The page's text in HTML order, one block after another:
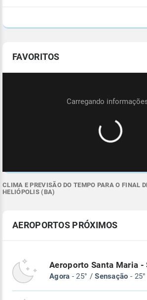
FAVORITOS
CLIMA E PREVISÃO DO TEMPO PARA O FINAL
HELIÓPOLIS (BA)
AEROPORTOS PRÓXIMOS
Aeroporto Santa Maria -
Agora - 25° /Sensação - 25°